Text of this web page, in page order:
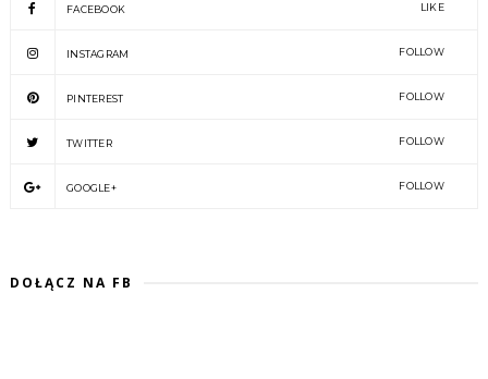
FACEBOOK LIKE
INSTAGRAM FOLLOW
PINTEREST FOLLOW
TWITTER FOLLOW
GOOGLE+ FOLLOW
DOŁĄCZ NA FB